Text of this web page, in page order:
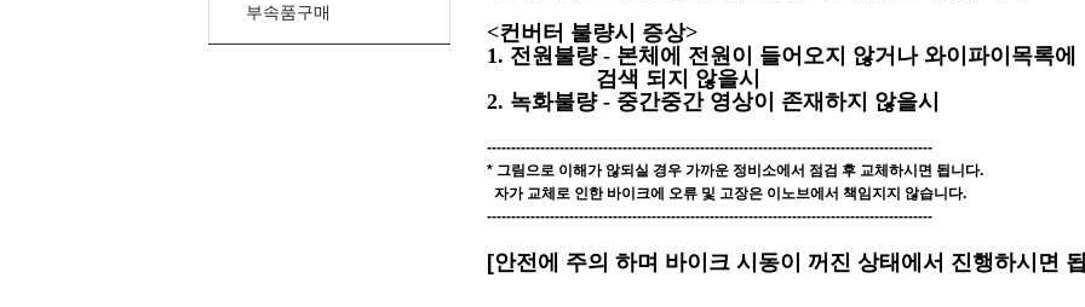
부속품구매
<컨버터 불량시 증상>
1. 전원불량 - 본체에 전원이 들어오지 않거나 와이파이목록
검색 되지 않을시
2. 녹화불량 - 중간중간 영상이 존재하지 않을시
--------------------------------------------------------------------------------------------
* 그림으로 이해가 않되실 경우 가까운 정비소에서 점검 후 교체하시면 됩니다.
자가 교체로 인한 바이크에 오류 및 고장은 이노브에서 책임지지 않습니다.
--------------------------------------------------------------------------------------------
[안전에 주의 하며 바이크 시동이 꺼진 상태에서 진행하시면